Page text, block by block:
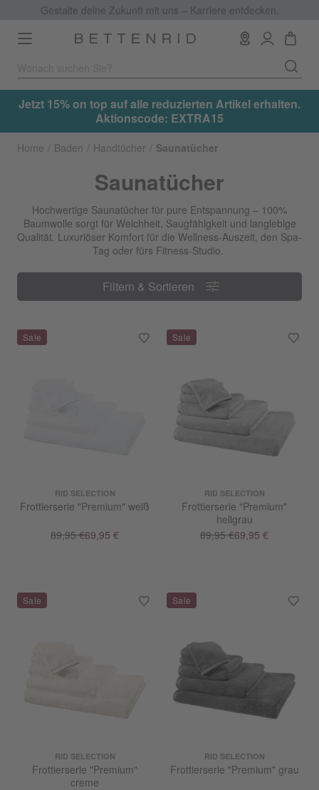
Gestalte deine Zukunft mit uns – Karriere entdecken.
Toggle
navigation
top auf alle reduzierten Artikel erhalten.
Aktionscode: EXTRA15
Jetzt 15% on
Home Baden Handtücher Saunatücher
Saunatücher
Hochwertige Saunatücher für pure Entspannung – 100%
Baumwolle sorgt für Weichheit, Saugfähigkeit und langlebige
Qualität. Luxuriöser Komfort für die Wellness-Auszeit, den Spa-
Tag oder fürs Fitness-Studio.
Filtern & Sortieren
Filtern & Sortieren
RID SELECTION
Frottierserie "Premium" weiß
89,95 €69,95 €
RID SELECTION
Frottierserie "Premium"
hellgrau
89,95 €69,95 €
RID SELECTION
Frottierserie "Premium"
creme
RID SELECTION
Frottierserie "Premium" grau